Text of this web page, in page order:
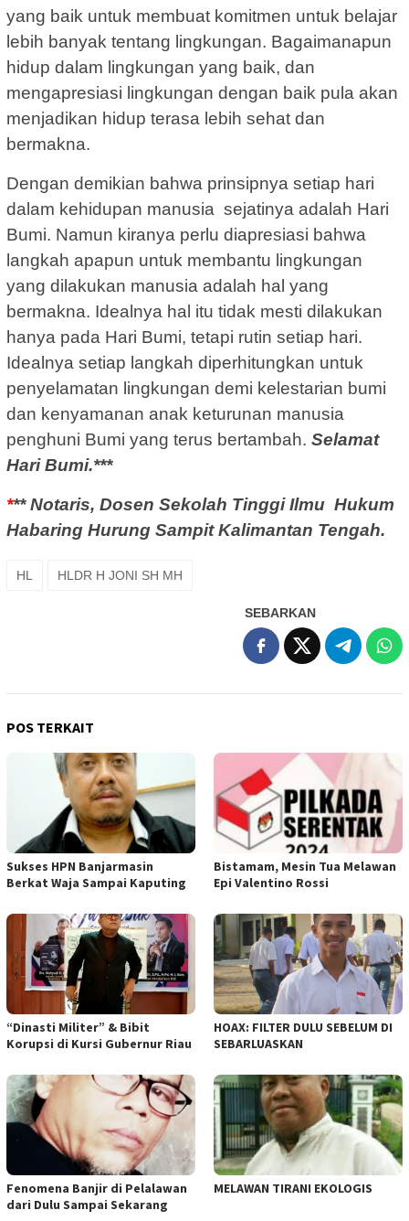
yang baik untuk membuat komitmen untuk belajar
lebih banyak tentang lingkungan. Bagaimanapun
hidup dalam lingkungan yang baik, dan
mengapresiasi lingkungan dengan baik pula akan
menjadikan hidup terasa lebih sehat dan
bermakna.
Dengan demikian bahwa prinsipnya setiap hari
dalam kehidupan manusia sejatinya adalah Hari
Bumi. Namun kiranya perlu diapresiasi bahwa
langkah apapun untuk membantu lingkungan
yang dilakukan manusia adalah hal yang
bermakna. Idealnya hal itu tidak mesti dilakukan
hanya pada Hari Bumi, tetapi rutin setiap hari.
Idealnya setiap langkah diperhitungkan untuk
penyelamatan lingkungan demi kelestarian bumi
dan kenyamanan anak keturunan manusia
penghuni Bumi yang terus bertambah. Selamat
Hari Bumi.***
***Notaris, Dosen Sekolah Tinggi Ilmu Hukum
Habaring Hurung Sampit Kalimantan Tengah.
HL HLDR H JONI SH MH
SEBARKAN
POS TERKAIT
Sukses HPN Banjarmasin
Berkat Waja Sampai Kaputing
Bistamam, Mesin Tua Melawan
Epi Valentino Rossi
“Dinasti Militer” & Bibit
Korupsi di Kursi Gubernur Riau
HOAX: FILTER DULU SEBELUM DI
SEBARLUASKAN
Fenomena Banjir di Pelalawan
dari Dulu Sampai Sekarang
MELAWAN TIRANI EKOLOGIS